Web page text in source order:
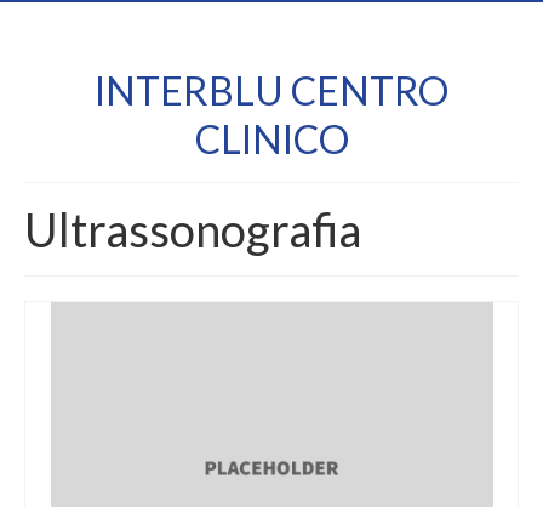
INTERBLU CENTRO
CLINICO
Ultrassonografia